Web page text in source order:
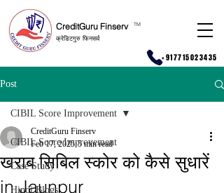
CreditGuru Finserv
क्रेडिटगुरु फिनसर्व
TM
+917715023435
Post
CIBIL Score Improvement
Case Study
Hindi Blogs
CIBIL Score Improvement
खराब सिबिल स्कोर को कैसे सुधारें
in Jaunpur
CreditGuru Finserv
Feb 17, 2025 5 min read